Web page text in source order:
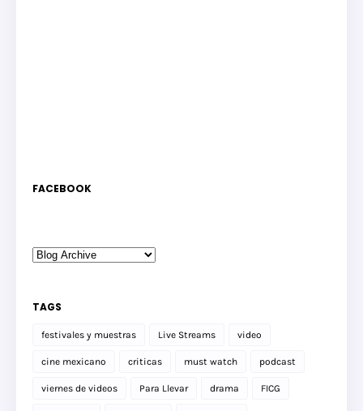
FACEBOOK
TAGS
festivales y muestras Live Streams video
cine mexicano criticas must watch podcast
viernes de videos Para Llevar drama FICG